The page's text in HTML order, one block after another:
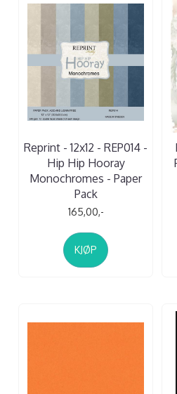
Reprint - 12x12 - REP014 -
Hip Hip Hooray
Monochromes - Paper
Pack
165,00,-
KJØP